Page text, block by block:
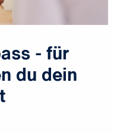
- für
du dein